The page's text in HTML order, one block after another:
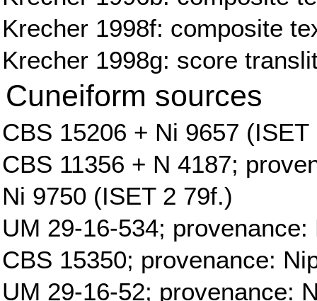
Krecher 1998f: composite
Krecher 1998g: score
Cuneiform sources
CBS 15206 + Ni 9657
CBS 11356 + N 4187;
Ni 9750 (ISET 2 79f.)
UM 29-16-534; provenance:
CBS 15350; provenance:
UM 29-16-52; provenance: